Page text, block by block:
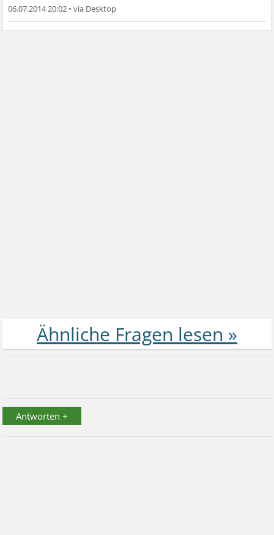
06.07.2014 20:02 •
Antworten +